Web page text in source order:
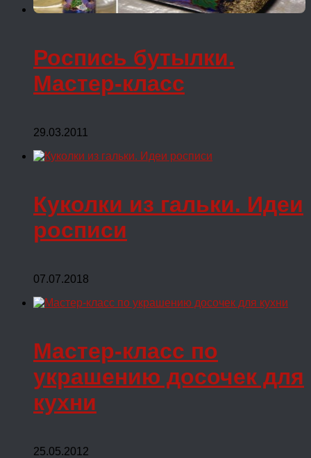
Роспись бутылки.
Мастер-класс
29.03.2011
Куколки из гальки. Идеи
росписи
07.07.2018
Мастер-класс по
украшению досочек для
кухни
25.05.2012